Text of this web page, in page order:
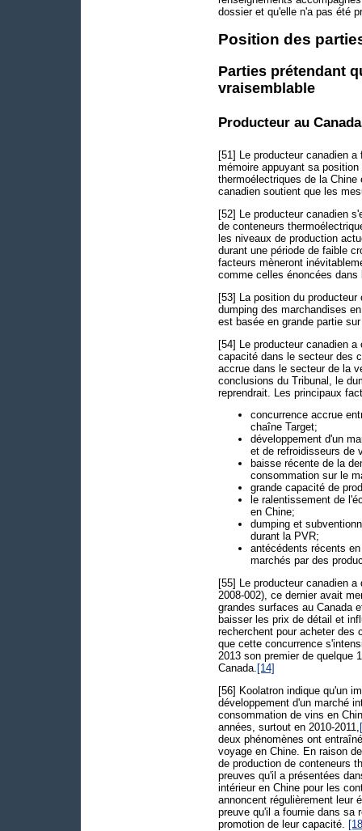
dossier et qu'elle n'a pas été
Position des
Parties prétendant
vraisemblable
Producteur au Canada
[51] Le producteur canadien
mémoire appuyant sa
thermoélectriques de la
canadien soutient que les
[52] Le producteur canadien
de conteneurs
les niveaux de production
durant une période de faible
facteurs mèneront
comme celles énoncées dans
[53] La position du
dumping des marchandises
est basée en grande partie
[54] Le producteur canadien
capacité dans le secteur des
accrue dans le secteur de la
conclusions du Tribunal, le
reprendrait. Les principaux
concurrence accrue
chaîne Target;
développement d'un
et de refroidisseurs de
baisse récente de la
consommation sur le
grande capacité de
le ralentissement de
en Chine;
dumping et
durant la PVR;
antécédents récents
marchés par des
[55] Le producteur canadien
2008-002), ce dernier avait
grandes surfaces au Canada
baisser les prix de détail et
recherchent pour acheter des
que cette concurrence
2013 son premier de quelque
Canada. [14]
[56] Koolatron indique qu'un
développement d'un marché
consommation de vins en
années, surtout en 2010-2011,
deux phénomènes ont
voyage en Chine. En raison
de production de conteneurs
preuves qu'il a présentées
intérieur en Chine pour les
annoncent régulièrement leur
preuve qu'il a fournie dans sa
promotion de leur capacité.